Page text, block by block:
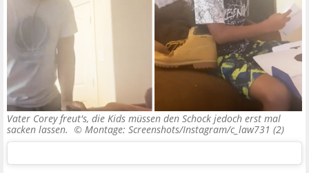
Vater Corey freut's, die Kids müssen den Schock jedoch erst mal
sacken lassen. © Montage: Screenshots/Instagram/c_law731 (2)